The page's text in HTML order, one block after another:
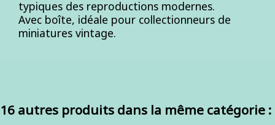
typiques des reproductions modernes.
Avec boîte, idéale pour collectionneurs de
miniatures vintage.
16 autres produits dans la même catégorie :